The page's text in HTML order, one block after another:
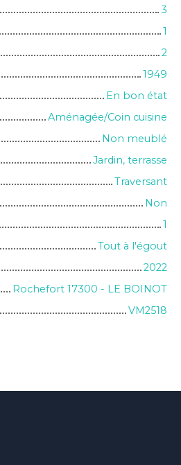
3
1
2
1949
En bon état
Aménagée/Coin cuisine
Non meublé
Jardin, terrasse
Traversant
Non
1
Tout à l'égout
2022
Rochefort 17300 - LE BOINOT
VM2518